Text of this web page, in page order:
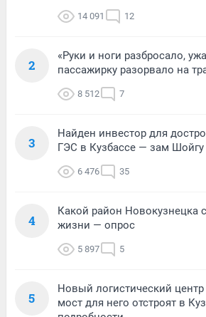
14 091 12
2
«Руки и ноги разбросало,
пассажирку разорвало на
8 512 7
3
Найден инвестор для
ГЭС в Кузбассе — зам Шойгу
6 476 35
4
Какой район Новокузнецка
жизни — опрос
5 897 5
5
Новый логистический
мост для него отстроят в